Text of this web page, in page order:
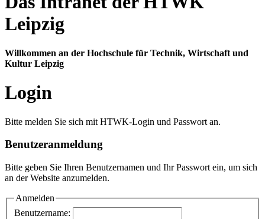
Leipzig
Willkommen an der Hochschule für Technik, Wirtschaft und
Kultur Leipzig
Login
Bitte melden Sie sich mit HTWK-Login und Passwort an.
Benutzeranmeldung
Bitte geben Sie Ihren Benutzernamen und Ihr Passwort ein, um sich
an der Website anzumelden.
Anmelden
Benutzername: